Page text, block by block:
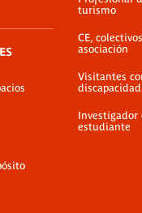
turismo
CE,
asociación
Visitantes
discapacidad
Investigador
estudiante